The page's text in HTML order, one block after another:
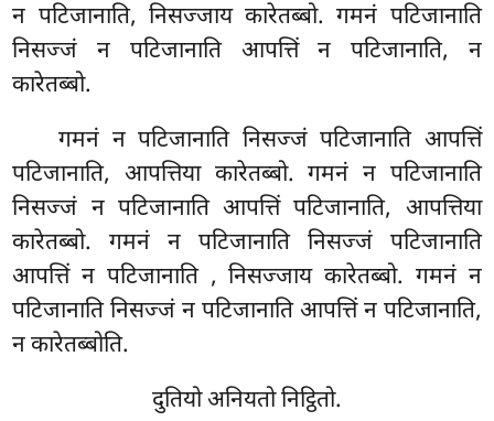
न पटिजानाति, निसज्जाय कारेतब्बो. गमनं पटिजानाति
निसज्जं न पटिजानाति आपत्तिं न पटिजानाति, न
कारेतब्बो.
गमनं न पटिजानाति निसज्जं पटिजानाति आपत्तिं
पटिजानाति, आपत्तिया कारेतब्बो. गमनं न पटिजानाति
निसज्जं न पटिजानाति आपत्तिं पटिजानाति, आपत्तिया
कारेतब्बो. गमनं न पटिजानाति निसज्जं पटिजानाति
आपत्तिं न पटिजानाति , निसज्जाय कारेतब्बो. गमनं न
पटिजानाति निसज्जं न पटिजानाति आपत्तिं न पटिजानाति,
न कारेतब्बोति.
दुतियो अनियतो निट्ठितो.